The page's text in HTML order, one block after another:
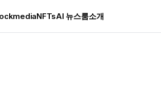
NFTsAI 뉴스룸소개